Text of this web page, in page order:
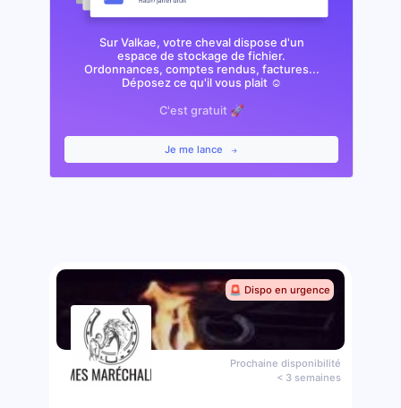
Sur Valkae, votre cheval dispose d'un
espace de stockage de fichier.
Ordonnances, comptes rendus, factures...
Déposez ce qu'il vous plait ☺️
C'est gratuit 🚀
Je me lance
🚨 Dispo en urgence
Prochaine disponibilité
< 3 semaines